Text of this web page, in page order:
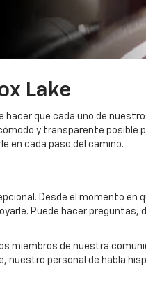
Lake
que cada uno de
y transparente posible
en cada paso del camino.
Desde el momento
Puede hacer
de nuestra
nuestro personal de habla